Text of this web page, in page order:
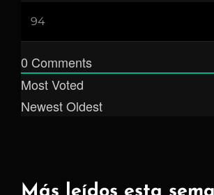
0 Comments
Most Voted
NewestOldest